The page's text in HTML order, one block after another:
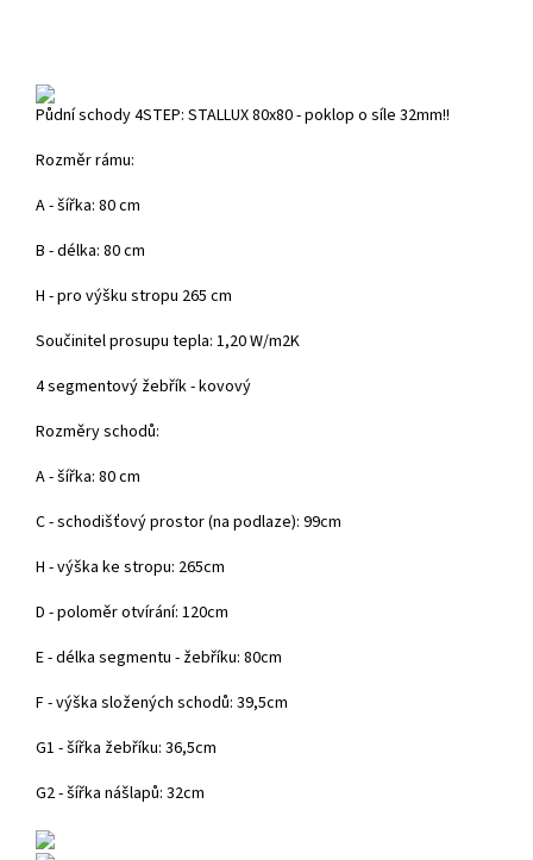
Půdní schody 4STEP: STALLUX 80x80 - poklop o síle 32mm!!
Rozměr rámu:
A - šířka: 80 cm
B - délka: 80 cm
H - pro výšku stropu 265 cm
Součinitel prosupu tepla: 1,20 W/m2K
4 segmentový žebřík - kovový
Rozměry schodů:
A - šířka: 80 cm
C - schodišťový prostor (na podlaze): 99cm
H - výška ke stropu: 265cm
D - poloměr otvírání: 120cm
E - délka segmentu - žebříku: 80cm
F - výška složených schodů: 39,5cm
G1 - šířka žebříku: 36,5cm
G2 - šířka nášlapů: 32cm